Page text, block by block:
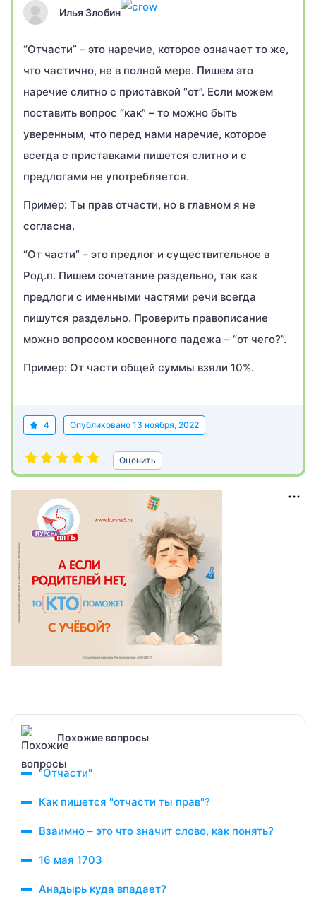
Илья Злобин
“Отчасти” – это наречие, которое означает то же,
что частично, не в полной мере. Пишем это
наречие слитно с приставкой “от”. Если можем
поставить вопрос “как” – то можно быть
уверенным, что перед нами наречие, которое
всегда с приставками пишется слитно и с
предлогами не употребляется.
Пример: Ты прав отчасти, но в главном я не
согласна.
“От части” – это предлог и существительное в
Род.п. Пишем сочетание раздельно, так как
предлоги с именными частями речи всегда
пишутся раздельно. Проверить правописание
можно вопросом косвенного падежа – “от чего?”.
Пример: От части общей суммы взяли 10%.
4 Опубликовано 13 ноября, 2022
Оценить
Похожие вопросы
"Отчасти"
Как пишется "отчасти ты прав"?
Взаимно – это что значит слово, как понять?
16 мая 1703
Анадырь куда впадает?